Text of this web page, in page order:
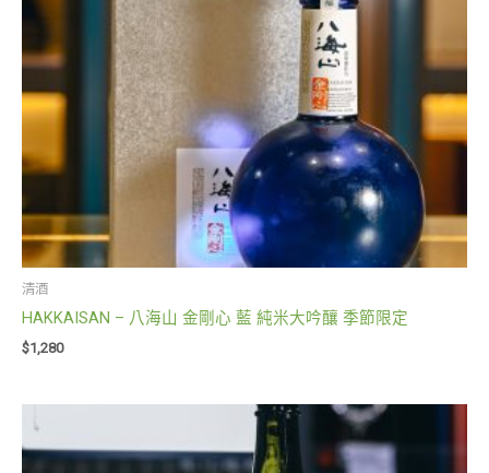
清酒
HAKKAISAN – 八海山 金剛心 藍 純米大吟釀 季節限定
$1,280